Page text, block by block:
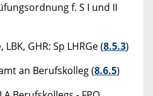
f. S I und II
GHR: Sp LHRGe (8.5.3)
an Berufskolleg (8.6.5)